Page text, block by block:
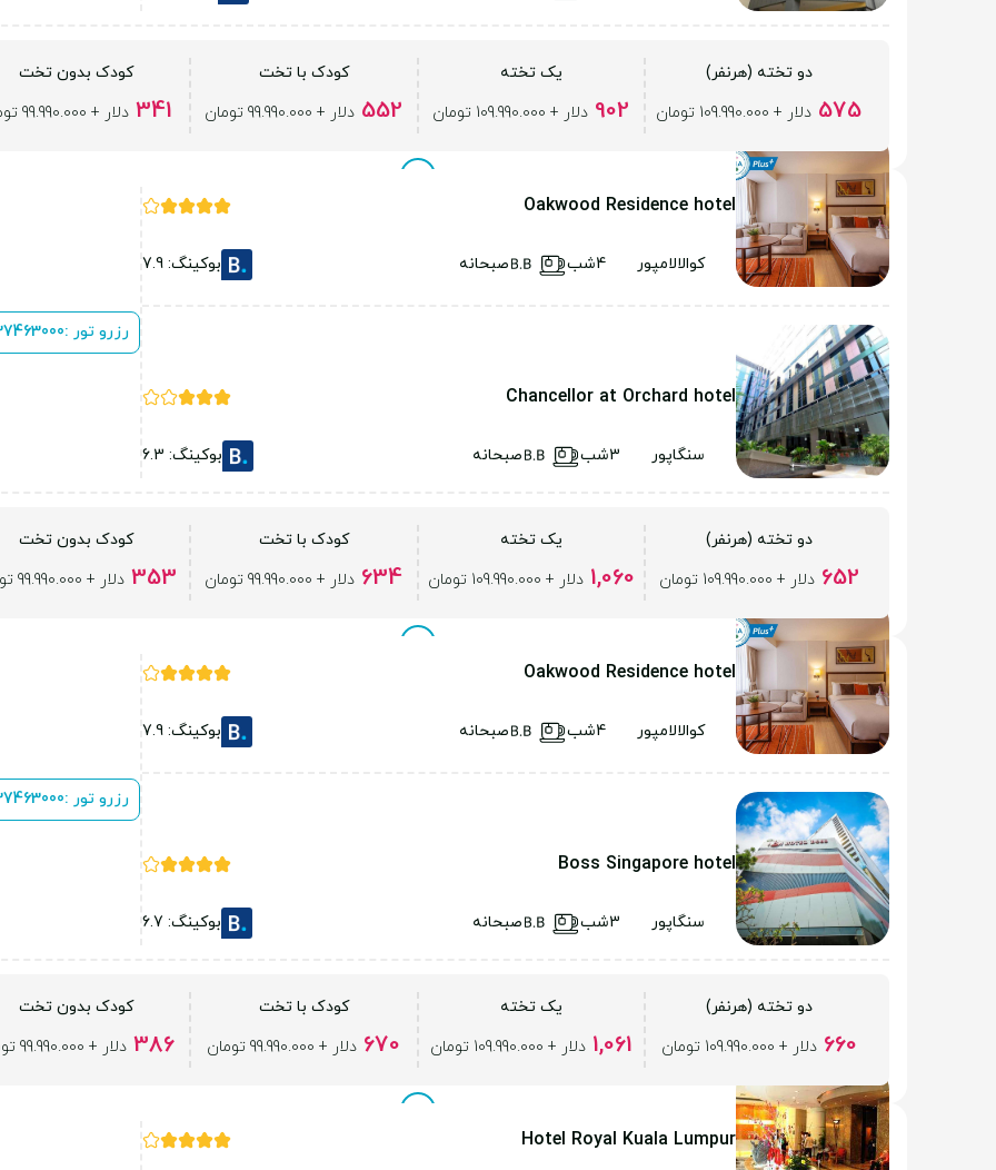
دو تخته (هرنفر)
575 دلار + 109.990.000 تومان
یک تخته
902 دلار + 109.990.000 تومان
کودک با تخت
552 دلار + 99.990.000 تومان
کودک بدون تخت
341 دلار + 99.990.000 تومان
Oakwood Residence hotel
کوالالامپور 4شب صبحانه بوکینگ: 7.9
Chancellor at Orchard hotel
سنگاپور 3شب صبحانه بوکینگ: 6.3
رزرو تور :
دو تخته (هرنفر)
652 دلار + 109.990.000 تومان
یک تخته
1,060 دلار + 109.990.000 تومان
کودک با تخت
634 دلار + 99.990.000 تومان
کودک بدون تخت
353 دلار + 99.990.000 تومان
Oakwood Residence hotel
کوالالامپور 4شب صبحانه بوکینگ: 7.9
Boss Singapore hotel
سنگاپور 3شب صبحانه بوکینگ: 6.7
رزرو تور :
دو تخته (هرنفر)
660 دلار + 109.990.000 تومان
یک تخته
1,061 دلار + 109.990.000 تومان
کودک با تخت
670 دلار + 99.990.000 تومان
کودک بدون تخت
386 دلار + 99.990.000 تومان
Hotel Royal Kuala Lumpur